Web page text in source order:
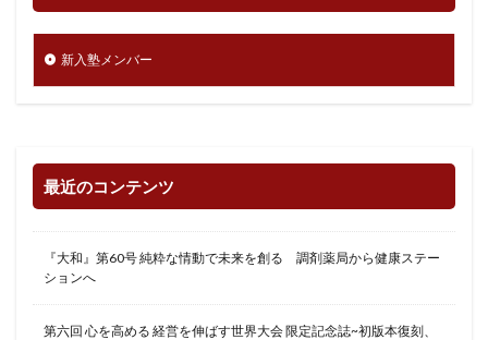
新入塾メンバー
最近のコンテンツ
『大和』第60号 純粋な情動で未来を創る 調剤薬局から健康ステー
ションへ
第六回 心を高める 経営を伸ばす世界大会 限定記念誌~初版本復刻、